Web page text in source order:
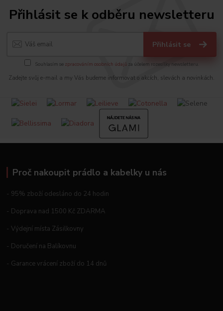
Přihlásit se k odběru newsletteru
Přihlásit se
Souhlasím se zpracováním osobních údajů za účelem rozesílky newsletteru.
Zadejte svůj e-mail a my Vás budeme informovat o akcích, slevách a novinkách.
Proč nakoupit prádlo a kabelky u nás
- 95% zboží odesláno do 24 hodin
- Doprava nad 1500 Kč ZDARMA
- Výdejní místa Zásilkovny
- Doručení na Balíkovnu
- Garance vrácení zboží do 14 dnů